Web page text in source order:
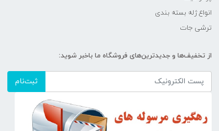
انواع ژله بسته بندی
ترشی جات
از تخفیف‌ها و جدیدترین‌های فروشگاه ما باخبر شوید:
ثبت‌نام